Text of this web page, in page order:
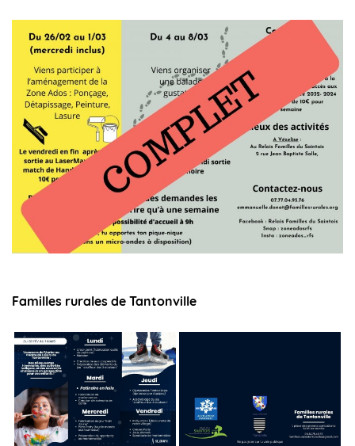
Familles rurales de Tantonville